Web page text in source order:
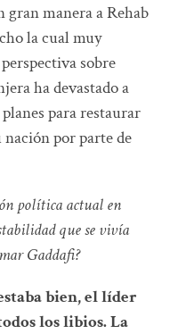
gran manera a Rehab
la cual muy
sobre
ha devastado a
para restaurar
nación por parte de
política actual en
que se vivía
Gaddafi?
bien, el líder
los libios. La